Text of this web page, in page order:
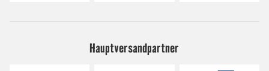
Hauptversandpartner